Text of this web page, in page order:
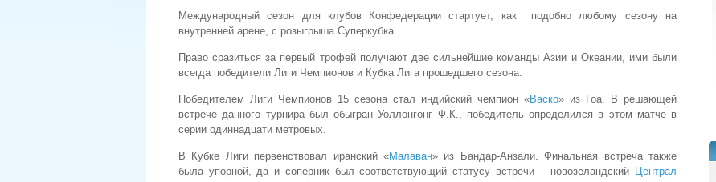
Международный сезон для клубов Конфедерации стартует, как подобно любому сезону на
внутренней арене, с розыгрыша Суперкубка.
Право сразиться за первый трофей получают две сильнейшие команды Азии и Океании, ими были
всегда победители Лиги Чемпионов и Кубка Лига прошедшего сезона.
Победителем Лиги Чемпионов 15 сезона стал индийский чемпион «Васко» из Гоа. В решающей
встрече данного турнира был обыгран Уоллонгонг Ф.К., победитель определился в этом матче в
серии одиннадцати метровых.
В Кубке Лиги первенствовал иранский «Малаван» из Бандар-Анзали. Финальная встреча также
была упорной, да и соперник был соответствующий статусу встречи – новозеландский Централ